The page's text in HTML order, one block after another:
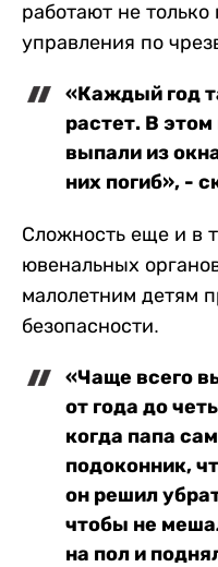
работают не
управления по
«Каждый год
растет. В
выпали из
них погиб», -
Сложность еще и в
ювенальных
малолетним детям
безопасности.
«Чаще всего
от года до
когда папа
подоконник,
он решил
чтобы не
на пол и